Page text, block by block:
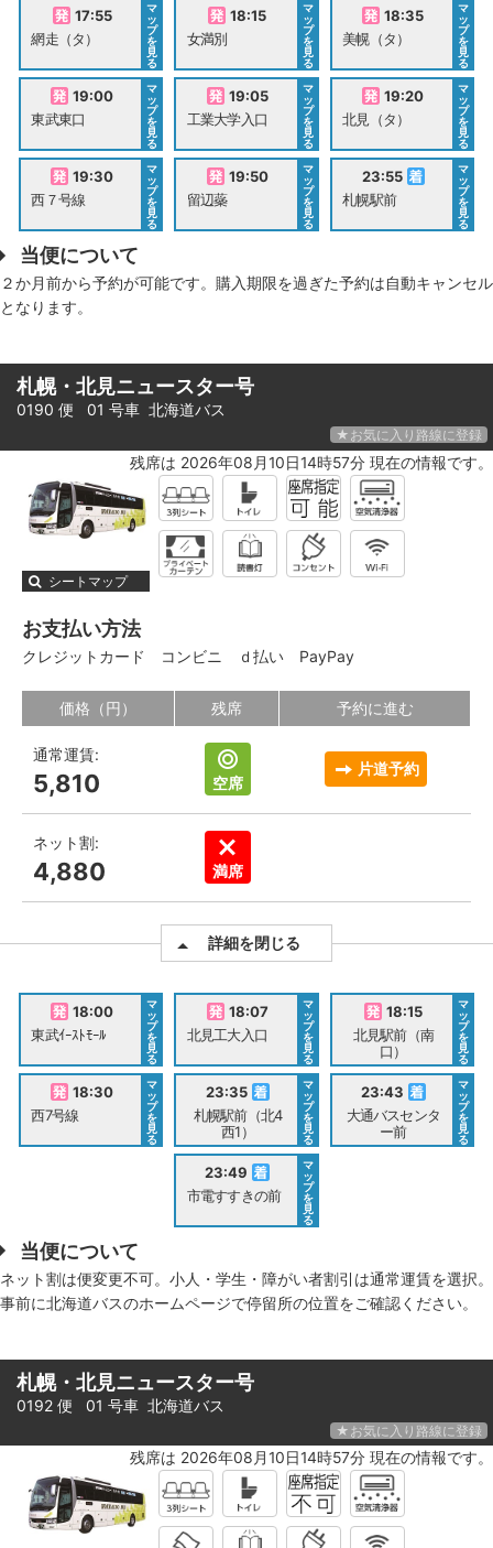
17:55
網走（タ）
マ
ッ
プ
を
見
る
18:15
女満別
マ
ッ
プ
を
見
る
18:35
美幌（タ）
マ
ッ
プ
を
見
る
19:00
東武東口
マ
ッ
プ
を
見
る
19:05
工業大学入口
マ
ッ
プ
を
見
る
19:20
北見（タ）
マ
ッ
プ
を
見
る
19:30
西７号線
マ
ッ
プ
を
見
る
19:50
留辺蘂
マ
ッ
プ
を
見
る
23:55
札幌駅前
マ
ッ
プ
を
見
る
当便について
２か月前から予約が可能です。購入期限を過ぎた予約は自動キャンセル
となります。
札幌・北見ニュースター号
0190 便 01 号車 北海道バス
★お気に入り路線に登録
残席は 2026年08月10日14時57分 現在の情報です。
シートマップ
お支払い方法
クレジットカード コンビニ ｄ払い PayPay
価格（円） 残席 予約に進む
通常運賃:
5,810 空席
片道予約
ネット割:
4,880 満席
詳細を閉じる
18:00
東武ｲｰｽﾄﾓｰﾙ
マ
ッ
プ
を
見
る
18:07
北見工大入口
マ
ッ
プ
を
見
る
18:15
北見駅前（南
口）
マ
ッ
プ
を
見
る
18:30
西7号線
マ
ッ
プ
を
見
る
23:35
札幌駅前（北4
西1）
マ
ッ
プ
を
見
る
23:43
大通バスセンタ
ー前
マ
ッ
プ
を
見
る
23:49
市電すすきの前
マ
ッ
プ
を
見
る
当便について
ネット割は便変更不可。小人・学生・障がい者割引は通常運賃を選択。
事前に北海道バスのホームページで停留所の位置をご確認ください。
札幌・北見ニュースター号
0192 便 01 号車 北海道バス
★お気に入り路線に登録
残席は 2026年08月10日14時57分 現在の情報です。